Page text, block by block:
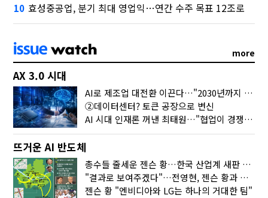
10 효성중공업, 분기 최대 영업익…연간 수주 목표 12조로
more
AX 3.0 시대
AI로 제조업 대전환 이끈다…"2030년까지 민관합동 20조 투자"
②데이터센터? 토큰 공장으로 변신
AI 시대 인재론 꺼낸 최태원…"협업이 경쟁력"
뜨거운 AI 반도체
총수들 줄세운 젠슨 황…한국 산업계 새판 짰다
"결과로 보여주겠다"…전영현, 젠슨 황과 HBM5 논의
젠슨 황 "엔비디아와 LG는 하나의 거대한 팀"